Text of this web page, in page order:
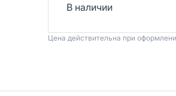
В наличии
Цена действительна при